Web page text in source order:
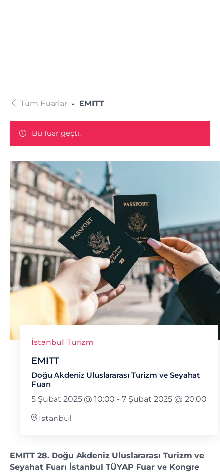
Tüm Fuarlar EMITT
Bu fuar geçti.
İstanbul Turizm
EMITT
Doğu Akdeniz Uluslararası Turizm ve Seyahat
Fuarı
5 Şubat 2025 @ 10:00 - 7 Şubat 2025 @ 20:00
İstanbul
EMITT 28. Doğu Akdeniz Uluslararası Turizm ve
Seyahat Fuarı İstanbul TÜYAP Fuar ve Kongre